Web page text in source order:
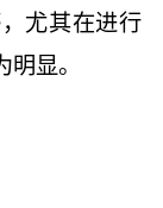
尤其在进行
显。